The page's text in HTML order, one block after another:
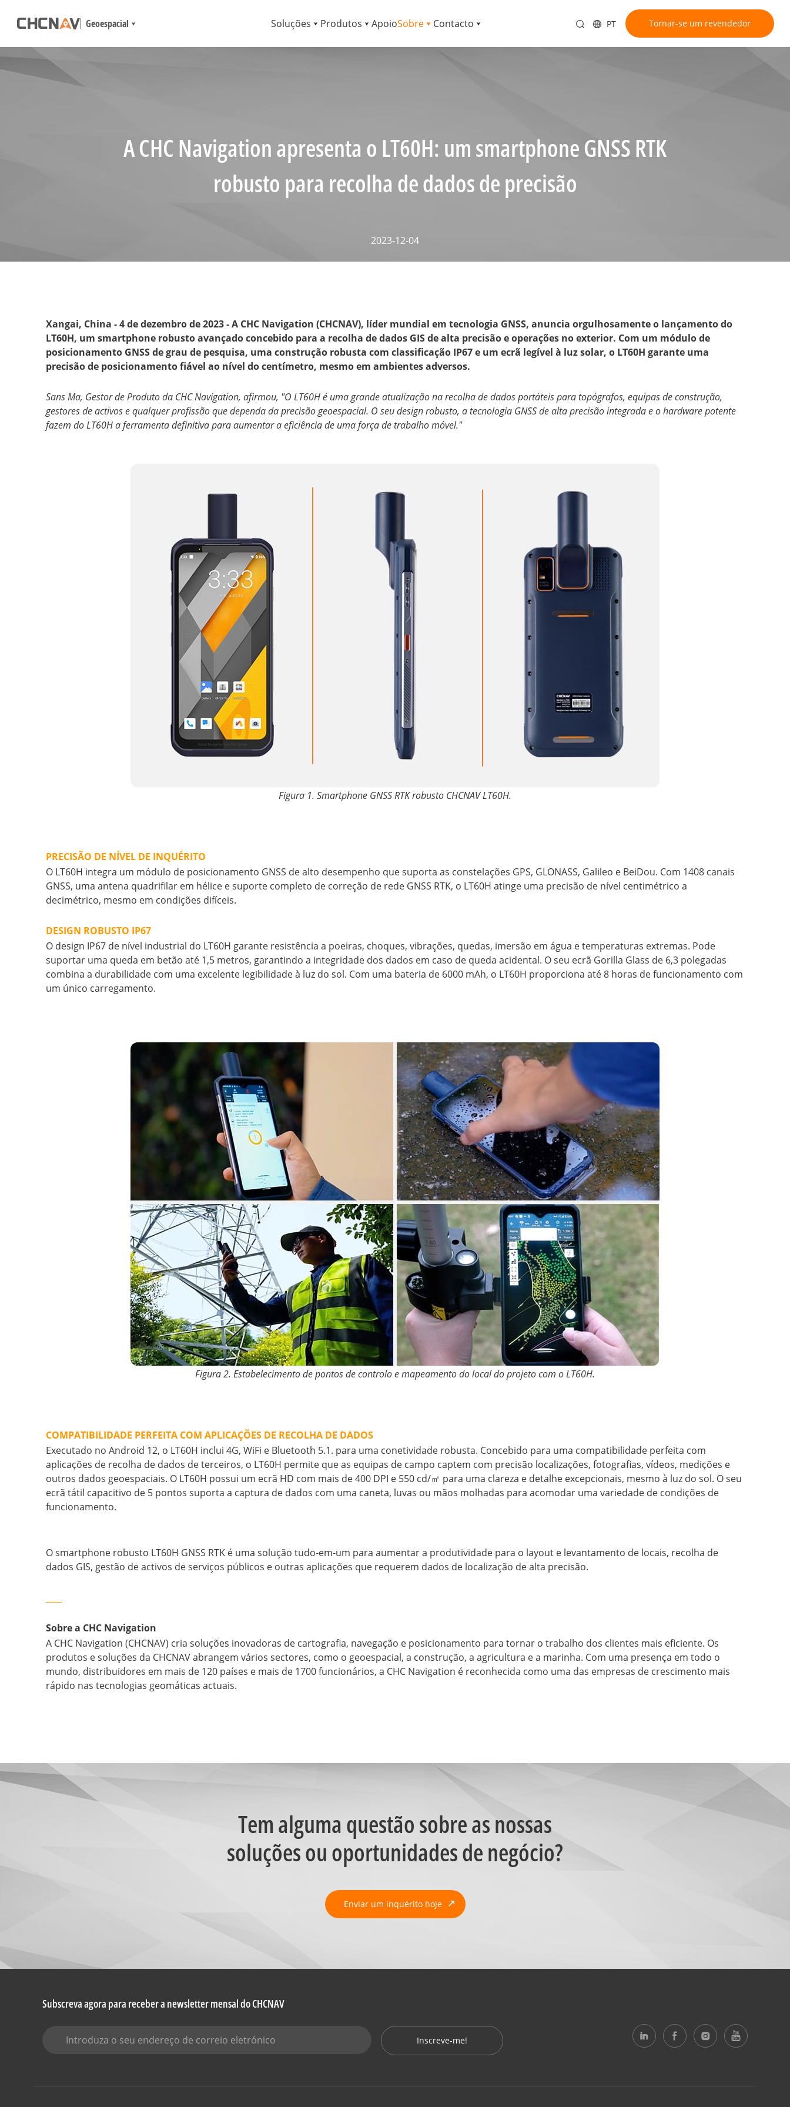
Geoespacial Soluções Produtos ApoioSobre Contacto PT Tornar-se um revendedor
A CHC Navigation apresenta o LT60H: um smartphone GNSS RTK
robusto para recolha de dados de precisão
2023-12-04
Xangai, China - 4 de dezembro de 2023 - A CHC Navigation (CHCNAV), líder mundial em tecnologia GNSS, anuncia orgulhosamente o lançamento do
LT60H, um smartphone robusto avançado concebido para a recolha de dados GIS de alta precisão e operações no exterior. Com um módulo de
posicionamento GNSS de grau de pesquisa, uma construção robusta com classificação IP67 e um ecrã legível à luz solar, o LT60H garante uma
precisão de posicionamento fiável ao nível do centímetro, mesmo em ambientes adversos.
Sans Ma, Gestor de Produto da CHC Navigation, afirmou, "O LT60H é uma grande atualização na recolha de dados portáteis para topógrafos, equipas de construção,
gestores de activos e qualquer profissão que dependa da precisão geoespacial. O seu design robusto, a tecnologia GNSS de alta precisão integrada e o hardware potente
fazem do LT60H a ferramenta definitiva para aumentar a eficiência de uma força de trabalho móvel."
Figura 1. Smartphone GNSS RTK robusto CHCNAV LT60H.
PRECISÃO DE NÍVEL DE INQUÉRITO
O LT60H integra um módulo de posicionamento GNSS de alto desempenho que suporta as constelações GPS, GLONASS, Galileo e BeiDou. Com 1408 canais
GNSS, uma antena quadrifilar em hélice e suporte completo de correção de rede GNSS RTK, o LT60H atinge uma precisão de nível centimétrico a
decimétrico, mesmo em condições difíceis.
DESIGN ROBUSTO IP67
O design IP67 de nível industrial do LT60H garante resistência a poeiras, choques, vibrações, quedas, imersão em água e temperaturas extremas. Pode
suportar uma queda em betão até 1,5 metros, garantindo a integridade dos dados em caso de queda acidental. O seu ecrã Gorilla Glass de 6,3 polegadas
combina a durabilidade com uma excelente legibilidade à luz do sol. Com uma bateria de 6000 mAh, o LT60H proporciona até 8 horas de funcionamento com
um único carregamento.
Figura 2. Estabelecimento de pontos de controlo e mapeamento do local do projeto com o LT60H.
COMPATIBILIDADE PERFEITA COM APLICAÇÕES DE RECOLHA DE DADOS
Executado no Android 12, o LT60H inclui 4G, WiFi e Bluetooth 5.1. para uma conetividade robusta. Concebido para uma compatibilidade perfeita com
aplicações de recolha de dados de terceiros, o LT60H permite que as equipas de campo captem com precisão localizações, fotografias, vídeos, medições e
outros dados geoespaciais. O LT60H possui um ecrã HD com mais de 400 DPI e 550 cd/㎡ para uma clareza e detalhe excepcionais, mesmo à luz do sol. O seu
ecrã tátil capacitivo de 5 pontos suporta a captura de dados com uma caneta, luvas ou mãos molhadas para acomodar uma variedade de condições de
funcionamento.
O smartphone robusto LT60H GNSS RTK é uma solução tudo-em-um para aumentar a produtividade para o layout e levantamento de locais, recolha de
dados GIS, gestão de activos de serviços públicos e outras aplicações que requerem dados de localização de alta precisão.
Sobre a CHC Navigation
A CHC Navigation (CHCNAV) cria soluções inovadoras de cartografia, navegação e posicionamento para tornar o trabalho dos clientes mais eficiente. Os
produtos e soluções da CHCNAV abrangem vários sectores, como o geoespacial, a construção, a agricultura e a marinha. Com uma presença em todo o
mundo, distribuidores em mais de 120 países e mais de 1700 funcionários, a CHC Navigation é reconhecida como uma das empresas de crescimento mais
rápido nas tecnologias geomáticas actuais.
Tem alguma questão sobre as nossas
soluções ou oportunidades de negócio?
Enviar um inquérito hoje
Subscreva agora para receber a newsletter mensal do CHCNAV
Inscreve-me!